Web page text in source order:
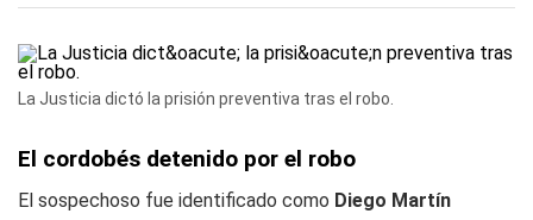
La Justicia dictó la prisión preventiva tras el robo.
El cordobés detenido por el robo
El sospechoso fue identificado como Diego Martín